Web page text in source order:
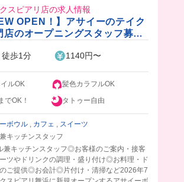
スピアリ店の求人情報
OPEN！】アサイーのテイク
店のオープニングスタッフ募集
歩1分 1140円〜
ルOK
髪色カラフルOK
でOK！
タトゥー自由
ボウル , カフェ , スイーツ
キッチンスタッフ
兼キッチンスタッフ◎お客様のご案内・接客
ツやドリンクの調理・盛り付け◎お料理・ド
のご提供◎お会計◎片付け・清掃など2026年7